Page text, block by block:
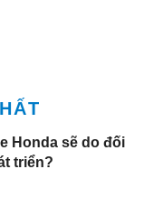
Honda sẽ do đối
triển?